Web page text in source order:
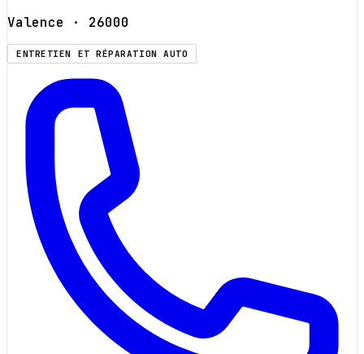
Valence · 26000
ENTRETIEN ET RÉPARATION AUTO